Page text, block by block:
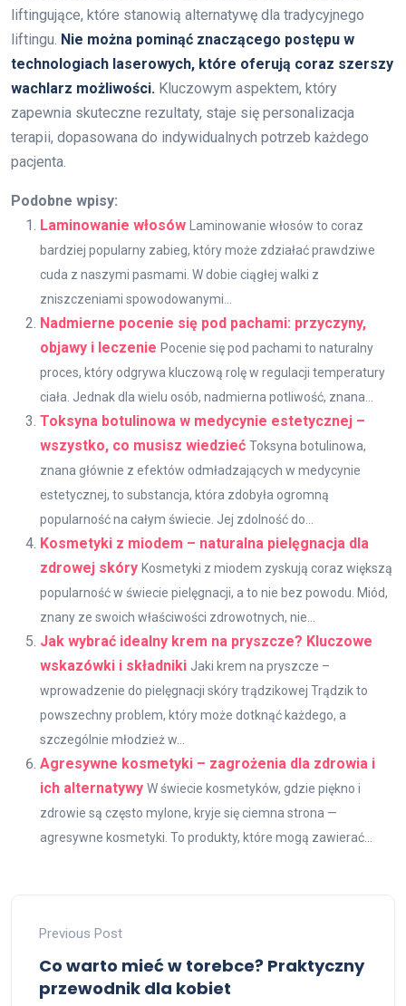
liftingujące, które stanowią alternatywę dla tradycyjnego
liftingu. Nie można pominąć znaczącego postępu w
technologiach laserowych, które oferują coraz szerszy
wachlarz możliwości. Kluczowym aspektem, który
zapewnia skuteczne rezultaty, staje się personalizacja
terapii, dopasowana do indywidualnych potrzeb każdego
pacjenta.
Podobne wpisy:
Laminowanie włosów
Laminowanie włosów to coraz
bardziej popularny zabieg, który może zdziałać prawdziwe
cuda z naszymi pasmami. W dobie ciągłej walki z
zniszczeniami spowodowanymi...
Nadmierne pocenie się pod pachami: przyczyny,
objawy i leczenie Pocenie się pod pachami to naturalny
proces, który odgrywa kluczową rolę w regulacji temperatury
ciała. Jednak dla wielu osób, nadmierna potliwość, znana...
Toksyna botulinowa w medycynie estetycznej –
wszystko, co musisz wiedzieć Toksyna botulinowa,
znana głównie z efektów odmładzających w medycynie
estetycznej, to substancja, która zdobyła ogromną
popularność na całym świecie. Jej zdolność do...
Kosmetyki z miodem – naturalna pielęgnacja dla
zdrowej skóry Kosmetyki z miodem zyskują coraz większą
popularność w świecie pielęgnacji, a to nie bez powodu. Miód,
znany ze swoich właściwości zdrowotnych, nie...
Jak wybrać idealny krem na pryszcze? Kluczowe
wskazówki i składniki Jaki krem na pryszcze –
wprowadzenie do pielęgnacji skóry trądzikowej Trądzik to
powszechny problem, który może dotknąć każdego, a
szczególnie młodzież w...
Agresywne kosmetyki – zagrożenia dla zdrowia i
ich alternatywy W świecie kosmetyków, gdzie piękno i
zdrowie są często mylone, kryje się ciemna strona —
agresywne kosmetyki. To produkty, które mogą zawierać...
Previous Post
Co warto mieć w torebce? Praktyczny
przewodnik dla kobiet